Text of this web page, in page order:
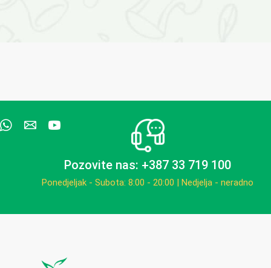
Pozovite nas: +387 33 719 100
Ponedjeljak - Subota: 8:00 - 20:00 | Nedjelja - neradno